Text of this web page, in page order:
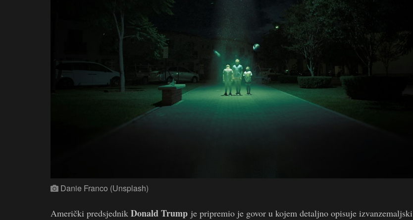
Danie Franco (Unsplash)
Američki predsjednik Donald Trump je pripremio je govor u kojem detaljno opisuje izvanzemaljski